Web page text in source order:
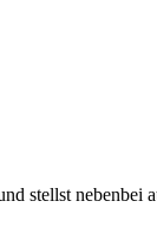
stellst nebenbei